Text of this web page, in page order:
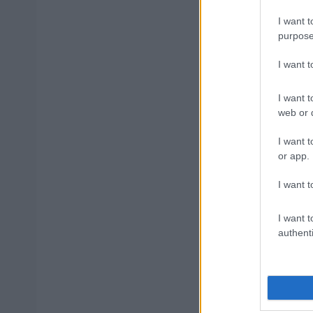
I want
I want
I want
web or
I want
or app.
I want
I want
διαμονή,
ΔΥΠΑ:
ετών –
ΥΠΕΣ:
Στάδιο